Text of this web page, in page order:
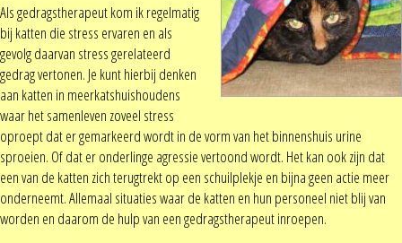
Als gedragstherapeut kom ik regelmatig
bij katten die stress ervaren en als
gevolg daarvan stress gerelateerd
gedrag vertonen. Je kunt hierbij denken
aan katten in meerkatshuishoudens
waar het samenleven zoveel stress
oproept dat er gemarkeerd wordt in de vorm van het binnenshuis urine
sproeien. Of dat er onderlinge agressie vertoond wordt. Het kan ook zijn dat
een van de katten zich terugtrekt op een schuilplekje en bijna geen actie meer
onderneemt. Allemaal situaties waar de katten en hun personeel niet blij van
worden en daarom de hulp van een gedragstherapeut inroepen.